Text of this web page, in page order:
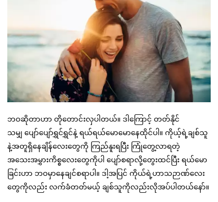
ဘဝဆိုတာဟာ တိုတောင်းလှပါတယ်။ ဒါကြောင့် တတ်နိုင်
သမျှ ပျော်ပျော်ရွှင်ရွှင်နဲ့ ရယ်ရယ်မောမောနေထိုင်ပါ။ ကိုယ့်ရဲ့ချစ်သူ
နဲ့အတူရှိနေချိန်လေးတွေကို ကြည်နူးရပြီး ကြုံတွေ့လာရတဲ့
အသေးအမွှားကိစ္စလေးတွေကိုပါ ပျော်စရာလို့တွေးထင်ပြီး ရယ်မော
ခြင်းဟာ ဘဝမှာနေချင်စရာပါ။ ဒါ့အပြင် ကိုယ်ရဲ့ဟာသဉာဏ်လေး
တွေကိုလည်း လက်ခံတတ်မယ့် ချစ်သူကိုလည်းလိုအပ်ပါတယ်နော်။